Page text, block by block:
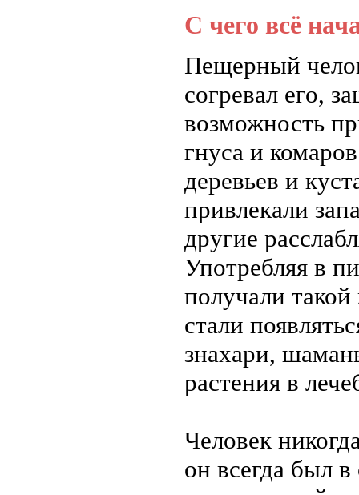
С чего всё
Пещерный
согревал его,
возможность
гнуса и
деревьев и
привлекали
другие
Употребляя в
получали
стали
знахари,
растения в
Человек
он всегда был